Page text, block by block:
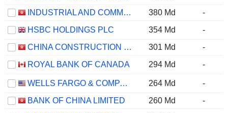
INDUSTRIAL AND COMMERCIAL BANK OF CHINA LIMITED
380 Md
-
HSBC HOLDINGS PLC
354 Md
-
CHINA CONSTRUCTION BANK CORPORATION
301 Md
-
ROYAL BANK OF CANADA
294 Md -
WELLS FARGO & COMPANY 264 Md
-
BANK OF CHINA LIMITED
260 Md
-